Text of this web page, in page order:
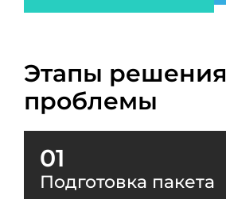
Этапы решения
проблемы
01
Подготовка пакета